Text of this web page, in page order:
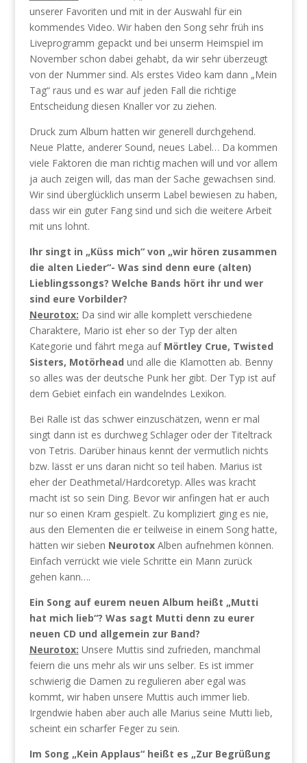
unserer Favoriten und mit in der Auswahl für ein
kommendes Video. Wir haben den Song sehr früh ins
Liveprogramm gepackt und bei unserm Heimspiel im
November schon dabei gehabt, da wir sehr überzeugt
von der Nummer sind. Als erstes Video kam dann „Mein
Tag“ raus und es war auf jeden Fall die richtige
Entscheidung diesen Knaller vor zu ziehen.
Druck zum Album hatten wir generell durchgehend.
Neue Platte, anderer Sound, neues Label… Da kommen
viele Faktoren die man richtig machen will und vor allem
ja auch zeigen will, das man der Sache gewachsen sind.
Wir sind überglücklich unserm Label bewiesen zu haben,
dass wir ein guter Fang sind und sich die weitere Arbeit
mit uns lohnt.
Ihr singt in „Küss mich“ von „wir hören zusammen
die alten Lieder“- Was sind denn eure (alten)
Lieblingssongs? Welche Bands hört ihr und wer
sind eure Vorbilder?
Neurotox: Da sind wir alle komplett verschiedene
Charaktere, Mario ist eher so der Typ der alten
Kategorie und fährt mega auf Mörtley Crue, Twisted
Sisters, Motörhead und alle die Klamotten ab. Benny
so alles was der deutsche Punk her gibt. Der Typ ist auf
dem Gebiet einfach ein wandelndes Lexikon.
Bei Ralle ist das schwer einzuschätzen, wenn er mal
singt dann ist es durchweg Schlager oder der Titeltrack
von Tetris. Darüber hinaus kennt der vermutlich nichts
bzw. lässt er uns daran nicht so teil haben. Marius ist
eher der Deathmetal/Hardcoretyp. Alles was kracht
macht ist so sein Ding. Bevor wir anfingen hat er auch
nur so einen Kram gespielt. Zu kompliziert ging es nie,
aus den Elementen die er teilweise in einem Song hatte,
hätten wir sieben NeurotoxAlben aufnehmen können.
Einfach verrückt wie viele Schritte ein Mann zurück
gehen kann….
Ein Song auf eurem neuen Album heißt „Mutti
hat mich lieb“? Was sagt Mutti denn zu eurer
neuen CD und allgemein zur Band?
Neurotox: Unsere Muttis sind zufrieden, manchmal
feiern die uns mehr als wir uns selber. Es ist immer
schwierig die Damen zu regulieren aber egal was
kommt, wir haben unsere Muttis auch immer lieb.
Irgendwie haben aber auch alle Marius seine Mutti lieb,
scheint ein scharfer Feger zu sein.
Im Song „Kein Applaus“ heißt es „Zur Begrüßung